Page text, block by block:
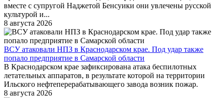
вместе с супругой Наджетой Бенсуики они увлечены русской
культурой и...
8 августа 2026
ВСУ атаковали НПЗ в Краснодарском крае. Под удар также
попало предприятие в Самарской области
В Краснодарском крае зафиксирована атака беспилотных
летательных аппаратов, в результате которой на территории
Ильского нефтеперерабатывающего завода возник пожар.
8 августа 2026